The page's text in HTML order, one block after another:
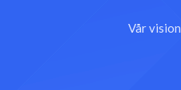
Vår vision